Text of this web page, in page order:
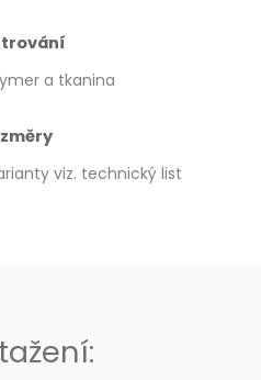
a tkanina
viz. technický list